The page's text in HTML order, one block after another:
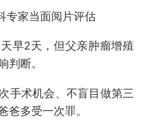
专家当面阅片评估
早2天，但父亲肿瘤增殖
判断。
手术机会、不盲目做第三
爸多受一次罪。